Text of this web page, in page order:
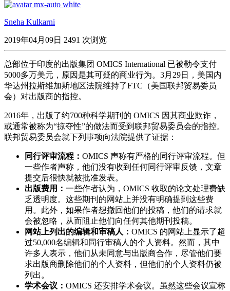
Sneha Kulkarni
2019年04月09日 2491 次浏览
总部位于印度的出版集团 OMICS International 已被勒令支付
5000多万美元，原因是其可疑的商业行为。3月29日，美国内
华达州拉斯维加斯地区法院维持了FTC（美国联邦贸易委员
会）对出版商的指控。
2016年，出版了约700种科学期刊的 OMICS 因其商业欺诈，
或通常被称为“掠夺性”的做法而受到联邦贸易委员会的指控。
联邦贸易委员会就下列事项向法院提供了证据：
同行评审流程： OMICS 声称有严格的同行评审流程。但
一些作者声称，他们没有收到任何同行评审反馈，文章
提交后很快就被批准发表。
出版费用： 一些作者认为，OMICS 收取的论文处理费缺
乏透明度。这些期刊的网站上并没有明确提到这些费
用。此外，如果作者想撤回他们的投稿，他们的请求就
会被忽略，从而阻止他们向任何其他期刊投稿。
网站上列出的编辑和审稿人： OMICS 的网站上显示了超
过50,000名编辑和同行审稿人的个人资料。然而，其中
许多人表示，他们从未同意与出版商合作，尽管他们要
求出版商删除他们的个人资料，但他们的个人资料仍被
列出。
学术会议： OMICS 还安排学术会议。虽然这些会议宣称